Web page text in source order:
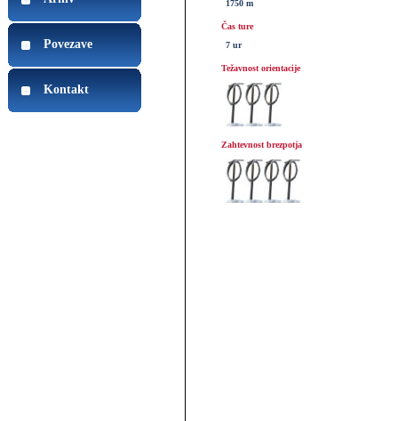
Povezave
Kontakt
1750 m
Čas ture
7 ur
Težavnost orientacije
Zahtevnost brezpotja